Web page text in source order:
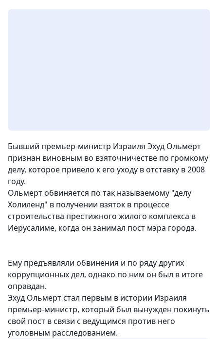
Бывший премьер-министр Израиля Эхуд Ольмерт
признан виновным во взяточничестве по громкому
делу, которое привело к его уходу в отставку в 2008
году.
Ольмерт обвиняется по так называемому "делу
Холиленд" в получении взяток в процессе
строительства престижного жилого комплекса в
Иерусалиме, когда он занимал пост мэра города.
Ему предъявляли обвинения и по ряду других
коррупционных дел, однако по ним он был в итоге
оправдан.
Эхуд Ольмерт стал первым в истории Израиля
премьер-министр, который был вынужден покинуть
свой пост в связи с ведущимся против него
уголовным расследованием.